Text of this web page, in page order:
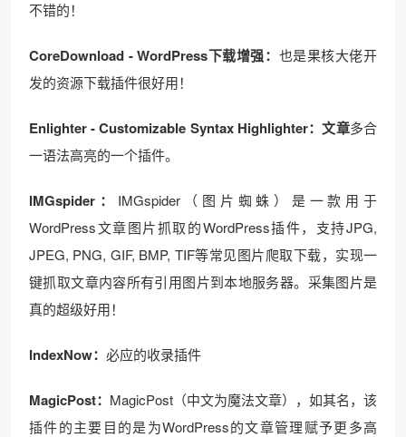
不错的！
CoreDownload - WordPress下载增强： 也是果核大佬开
发的资源下载插件很好用！
Enlighter - Customizable Syntax Highlighter：文章多合
一语法高亮的一个插件。
IMGspider： IMGspider（图片蜘蛛）是一款用于
WordPress文章图片抓取的WordPress插件，支持JPG,
JPEG, PNG, GIF, BMP, TIF等常见图片爬取下载，实现一
键抓取文章内容所有引用图片到本地服务器。采集图片是
真的超级好用！
IndexNow： 必应的收录插件
MagicPost： MagicPost（中文为魔法文章），如其名，该
插件的主要目的是为WordPress的文章管理赋予更多高